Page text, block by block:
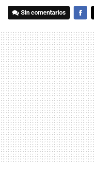
Sin comentarios